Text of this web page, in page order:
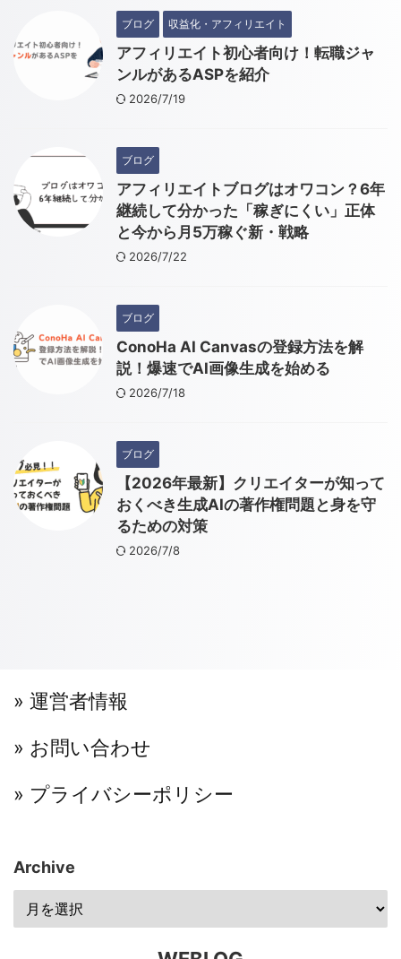
ブログ 収益化・アフィリエイト
アフィリエイト初心者向け！転職ジャ
ンルがあるASPを紹介
2026/7/19
ブログ
アフィリエイトブログはオワコン？6年
継続して分かった「稼ぎにくい」正体
と今から月5万稼ぐ新・戦略
2026/7/22
ブログ
ConoHa AI Canvasの登録方法を解
説！爆速でAI画像生成を始める
2026/7/18
ブログ
【2026年最新】クリエイターが知って
おくべき生成AIの著作権問題と身を守
るための対策
2026/7/8
» 運営者情報
» お問い合わせ
» プライバシーポリシー
Archive